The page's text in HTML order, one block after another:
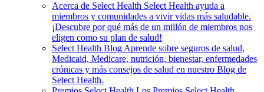
Acerca de Select Health Select Health ayuda a
miembros y comunidades a vivir vidas más saludable.
¡Descubre por qué más de un millón de miembros nos
eligen como su plan de salud!
Select Health Blog Aprende sobre seguros de salud,
Medicaid, Medicare, nutrición, bienestar, enfermedades
crónicas y más consejos de salud en nuestro Blog de
Select Health.